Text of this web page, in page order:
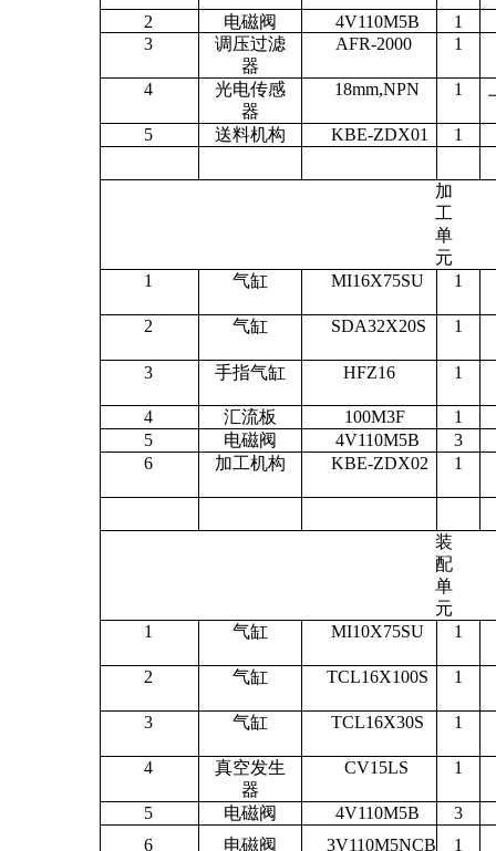
2 电磁阀 4V110M5B
1
3
调压过滤
器
AFR-2000 1
4
光电传感
器
18mm,NPN 1
5 送料机构 KBE-ZDX01 1
加
工
单
元
1
气缸 MI16X75SU 1
2 气缸 SDA32X20S 1
3 手指气缸 HFZ16 1
4 汇流板 100M3F
1
5
电磁阀 4V110M5B
3
6
加工机构 KBE-ZDX02 1
装
配
单
元
1
气缸 MI10X75SU 1
2 气缸 TCL16X100S 1
3 气缸 TCL16X30S 1
4
真空发生
器
CV15LS 1
5 电磁阀 4V110M5B
3
6
电磁阀 3V110M5NCB
1